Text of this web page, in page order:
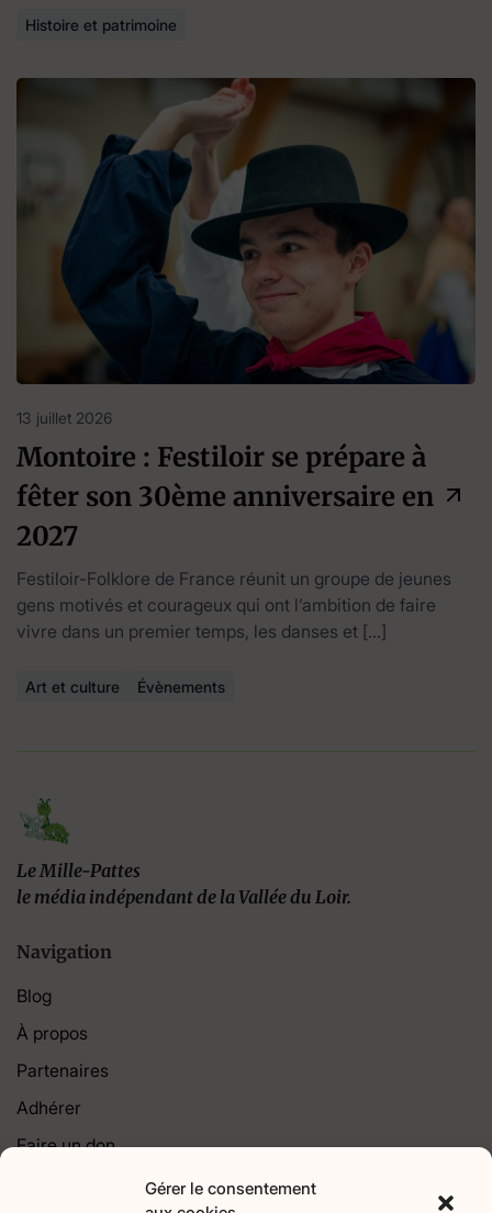
Gérer le consentement
Histoire et patrimoine
13 juillet 2026
Montoire : Festiloir se prépare à
fêter son 30ème anniversaire en
2027
Festiloir-Folklore de France réunit un groupe de jeunes
gens motivés et courageux qui ont l’ambition de faire
vivre dans un premier temps, les danses et […]
Art et culture Évènements
Le Mille-Pattes
le média indépendant de la Vallée du Loir.
Navigation
Blog
À propos
Partenaires
Adhérer
Faire un don